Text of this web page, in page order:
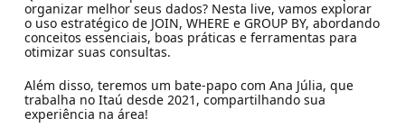
organizar melhor seus dados? Nesta live, vamos explorar
o uso estratégico de JOIN, WHERE e GROUP BY, abordando
conceitos essenciais, boas práticas e ferramentas para
otimizar suas consultas.
Além disso, teremos um bate-papo com Ana Júlia, que
trabalha no Itaú desde 2021, compartilhando sua
experiência na área!